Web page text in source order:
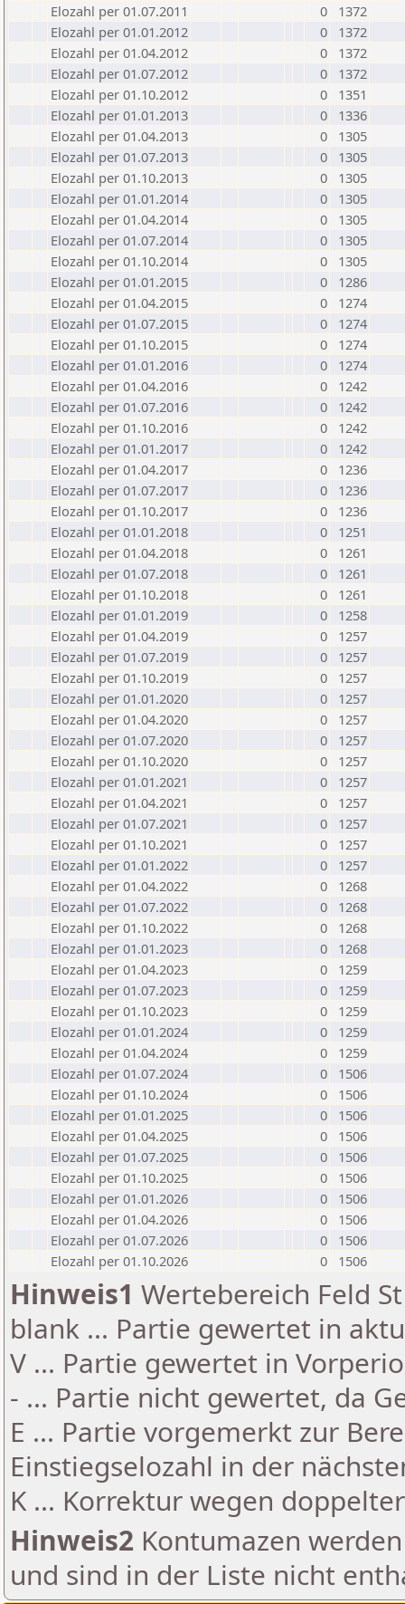
Elozahl per 01.07.2011
0
1372
Elozahl per 01.01.2012
0
1372
Elozahl per 01.04.2012
0
1372
Elozahl per 01.07.2012
0
1372
Elozahl per 01.10.2012
0
1351
Elozahl per 01.01.2013
0
1336
Elozahl per 01.04.2013
0
1305
Elozahl per 01.07.2013
0
1305
Elozahl per 01.10.2013
0
1305
Elozahl per 01.01.2014
0
1305
Elozahl per 01.04.2014
0
1305
Elozahl per 01.07.2014
0
1305
Elozahl per 01.10.2014
0
1305
Elozahl per 01.01.2015
0
1286
Elozahl per 01.04.2015
0
1274
Elozahl per 01.07.2015
0
1274
Elozahl per 01.10.2015
0
1274
Elozahl per 01.01.2016
0
1274
Elozahl per 01.04.2016
0
1242
Elozahl per 01.07.2016
0
1242
Elozahl per 01.10.2016
0
1242
Elozahl per 01.01.2017
0
1242
Elozahl per 01.04.2017
0
1236
Elozahl per 01.07.2017
0
1236
Elozahl per 01.10.2017
0
1236
Elozahl per 01.01.2018
0
1251
Elozahl per 01.04.2018
0
1261
Elozahl per 01.07.2018
0
1261
Elozahl per 01.10.2018
0
1261
Elozahl per 01.01.2019
0
1258
Elozahl per 01.04.2019
0
1257
Elozahl per 01.07.2019
0
1257
Elozahl per 01.10.2019
0
1257
Elozahl per 01.01.2020
0
1257
Elozahl per 01.04.2020
0
1257
Elozahl per 01.07.2020
0
1257
Elozahl per 01.10.2020
0
1257
Elozahl per 01.01.2021
0
1257
Elozahl per 01.04.2021
0
1257
Elozahl per 01.07.2021
0
1257
Elozahl per 01.10.2021
0
1257
Elozahl per 01.01.2022
0
1257
Elozahl per 01.04.2022
0
1268
Elozahl per 01.07.2022
0
1268
Elozahl per 01.10.2022
0
1268
Elozahl per 01.01.2023
0
1268
Elozahl per 01.04.2023
0
1259
Elozahl per 01.07.2023
0
1259
Elozahl per 01.10.2023
0
1259
Elozahl per 01.01.2024
0
1259
Elozahl per 01.04.2024
0
1259
Elozahl per 01.07.2024
0
1506
Elozahl per 01.10.2024
0
1506
Elozahl per 01.01.2025
0
1506
Elozahl per 01.04.2025
0
1506
Elozahl per 01.07.2025
0
1506
Elozahl per 01.10.2025
0
1506
Elozahl per 01.01.2026
0
1506
Elozahl per 01.04.2026
0
1506
Elozahl per 01.07.2026
0
1506
Elozahl per 01.10.2026
0 1506
Hinweis1 Wertebereich Feld
blank ... Partie gewertet in
V ... Partie gewertet in
- ... Partie nicht gewertet, da
E ... Partie vorgemerkt zur
Einstiegselozahl in der
K ... Korrektur wegen
Hinweis2 Kontumazen
und sind in der Liste nicht